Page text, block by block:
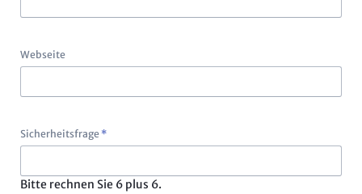
Webseite
Pflichtfeld
Sicherheitsfrage *
Bitte rechnen Sie 6 plus 6.